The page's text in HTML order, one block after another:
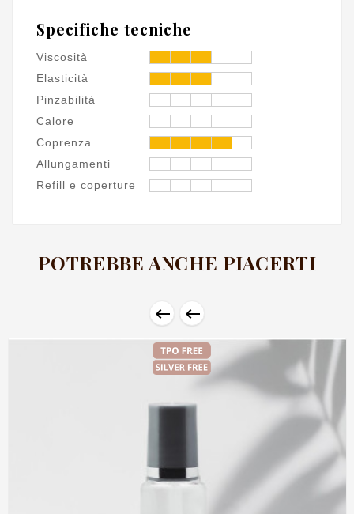
Specifiche tecniche
Viscosità
Elasticità
Pinzabilità
Calore
Coprenza
Allungamenti
Refill e coperture
POTREBBE ANCHE PIACERTI
 